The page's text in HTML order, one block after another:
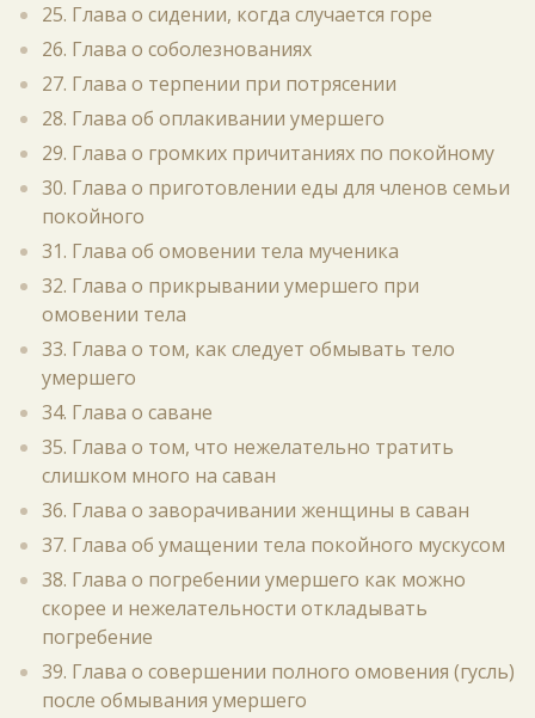
25. Глава о сидении, когда случается горе
26. Глава о соболезнованиях
27. Глава о терпении при потрясении
28. Глава об оплакивании умершего
29. Глава о громких причитаниях по покойному
30. Глава о приготовлении еды для членов семьи
покойного
31. Глава об омовении тела мученика
32. Глава о прикрывании умершего при
омовении тела
33. Глава о том, как следует обмывать тело
умершего
34. Глава о саване
35. Глава о том, что нежелательно тратить
слишком много на саван
36. Глава о заворачивании женщины в саван
37. Глава об умащении тела покойного мускусом
38. Глава о погребении умершего как можно
скорее и нежелательности откладывать
погребение
39. Глава о совершении полного омовения (гусль)
после обмывания умершего